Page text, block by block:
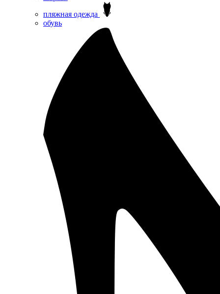
пляжная одежда
oбувь